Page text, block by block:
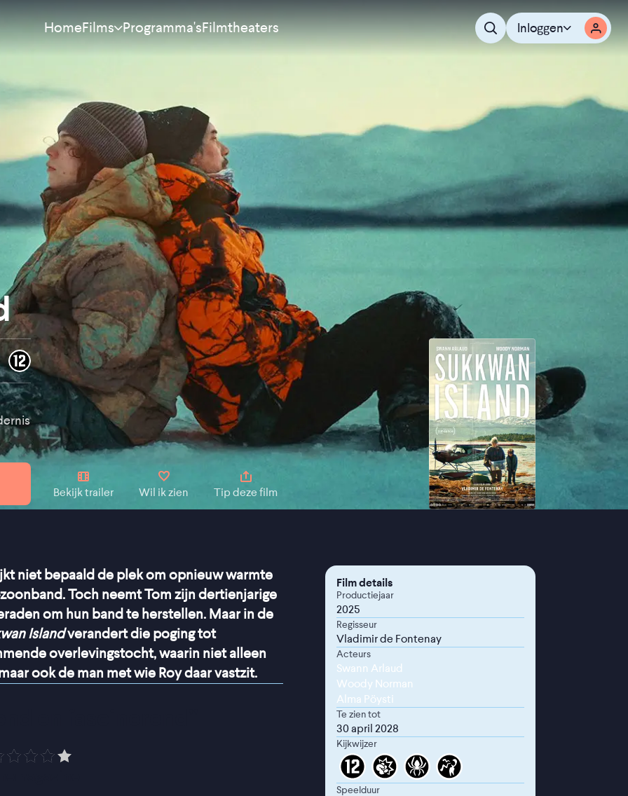
HomeFilms
Nieuw
Aanraders
Binnenkort
Alle films
Programma'sFilmtheaters Inloggen
Bekijk trailer Wil ik zien Tip deze film
niet bepaald de plek om opnieuw warmte
Toch neemt Tom zijn dertienjarige
om hun band te herstellen. Maar in de
Islandverandert die poging tot
overlevingstocht, waarin niet alleen
ook de man met wie Roy daar vastzit.
Film details
Productiejaar
2025
Regisseur
Vladimir de Fontenay
Acteurs
Swann Arlaud
Woody Norman
Alma Pöysti
Te zien tot
30 april 2028
Kijkwijzer
Speelduur